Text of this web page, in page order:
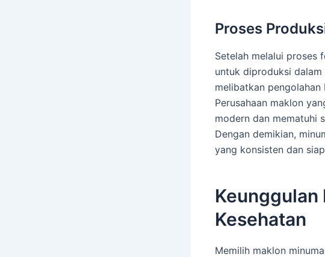
Proses
Setelah melalui proses
untuk diproduksi
melibatkan pengolahan
Perusahaan maklon
modern dan mematuhi
Dengan demikian,
yang konsisten dan
Kesehatan
Memilih maklon